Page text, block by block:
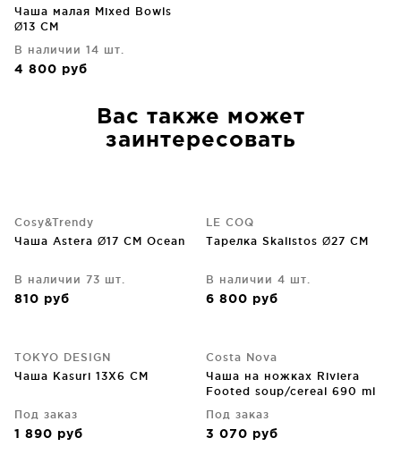
Чаша малая Mixed Bowls
Ø13 CM
В наличии 14 шт.
4 800 руб
Вас также может
заинтересовать
Cosy&Trendy
Чаша Astera Ø17 CM Ocean
В наличии 73 шт.
810 руб
LE COQ
Тарелка Skalistos Ø27 CM
В наличии 4 шт.
6 800 руб
TOKYO DESIGN
Чаша Kasuri 13X6 CM
Под заказ
1 890 руб
Costa Nova
Чаша на ножках Riviera
Footed soup/cereal 690 ml
Под заказ
3 070 руб